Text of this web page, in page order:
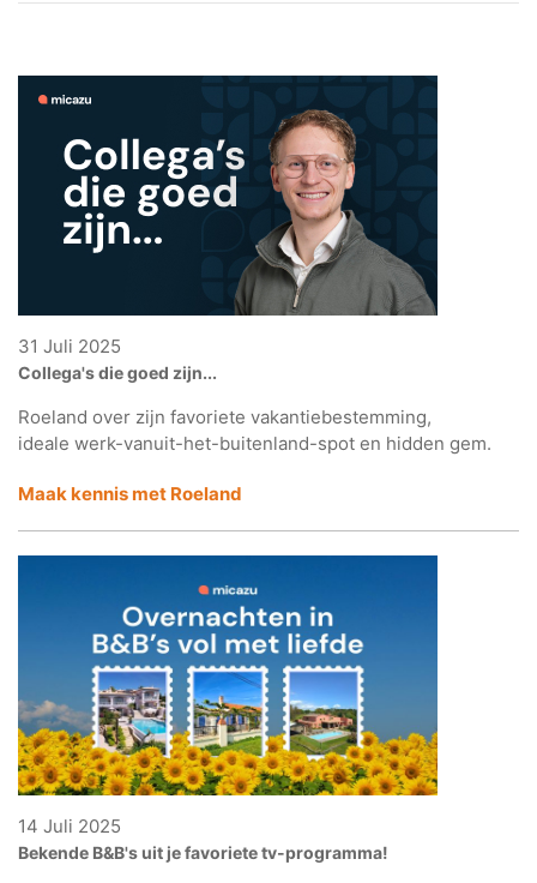
31 Juli 2025
Collega's die goed zijn...
Roeland over zijn favoriete vakantiebestemming,
ideale werk-vanuit-het-buitenland-spot en hidden gem.
Maak kennis met Roeland
14 Juli 2025
Bekende B&B's uit je favoriete tv-programma!